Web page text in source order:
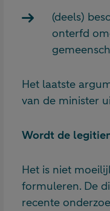
(deels)
onterfd
Het laatste
van de minister
Wordt de
Het is niet
formuleren. De
recente